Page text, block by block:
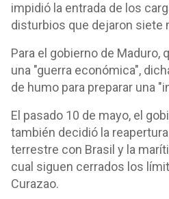
impidió la entrada de los
disturbios que dejaron siete
Para el gobierno de Maduro,
una "guerra económica",
de humo para preparar una
El pasado 10 de mayo, el
también decidió la
terrestre con Brasil y la
cual siguen cerrados los
Curazao.